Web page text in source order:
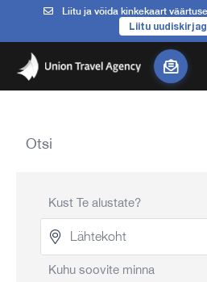
Liitu ja võida kinkekaart
Liitu
Otsi
Kust Te alustate?
Kuhu soovite minna